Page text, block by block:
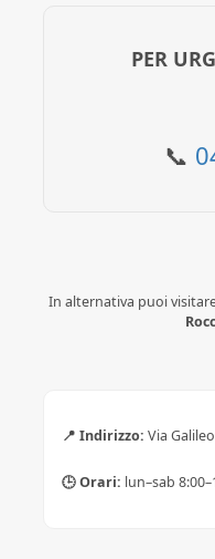
PER
📞
In alternativa puoi
📍 Indirizzo: Via
🕒 Orari: lun–sab